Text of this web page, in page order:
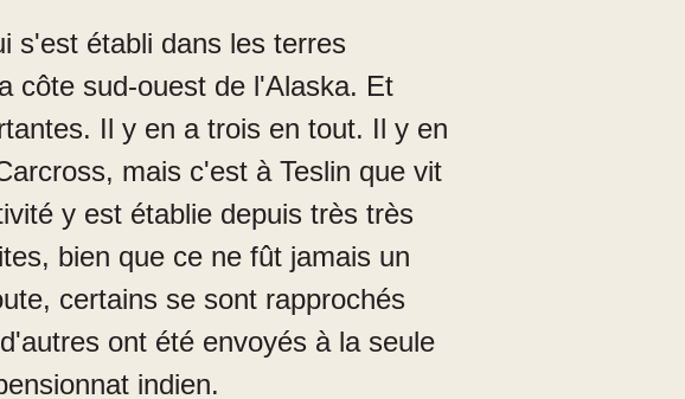
s'est établi dans les terres
côte sud-ouest de l'Alaska. Et
Il y en a trois en tout. Il y en
mais c'est à Teslin que vit
y est établie depuis très très
bien que ce ne fût jamais un
certains se sont rapprochés
ont été envoyés à la seule
indien.